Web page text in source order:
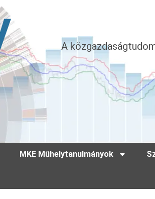
A
MKE Műhelytanulmányok